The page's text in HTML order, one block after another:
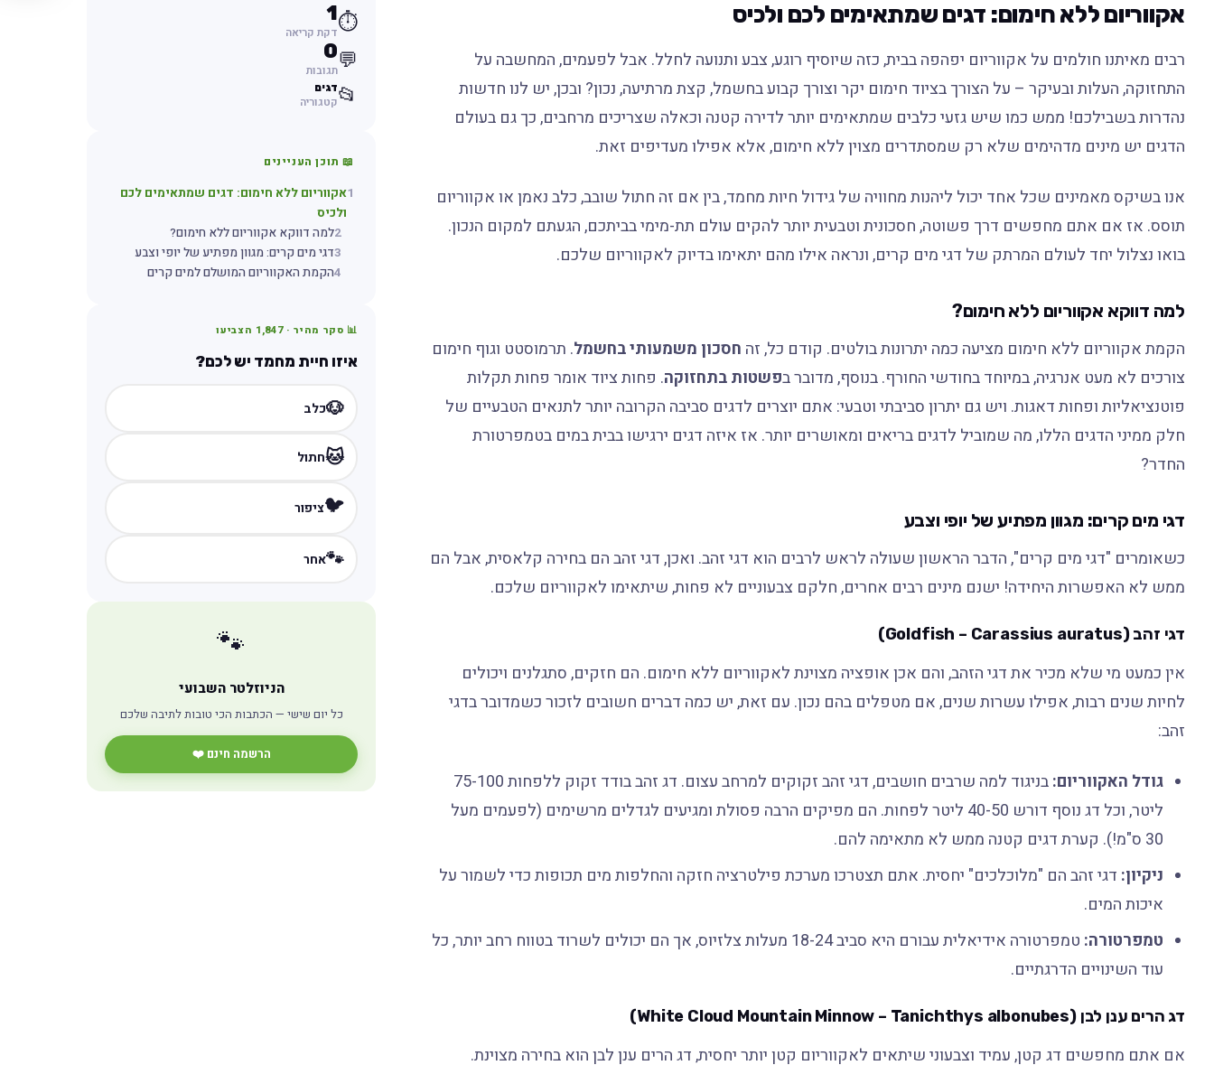
אקווריום ללא חימום: דגים שמתאימים לכם ולכיס
רבים מאיתנו חולמים על אקווריום יפהפה בבית, כזה שיוסיף רוגע, צבע ותנועה לחלל. אבל לפעמים, המחשבה על
התחזוקה, העלות ובעיקר – על הצורך בציוד חימום יקר וצורך קבוע בחשמל, קצת מרתיעה, נכון? ובכן, יש לנו חדשות
נהדרות בשבילכם! ממש כמו שיש גזעי כלבים שמתאימים יותר לדירה קטנה וכאלה שצריכים מרחבים, כך גם בעולם
הדגים יש מינים מדהימים שלא רק שמסתדרים מצוין ללא חימום, אלא אפילו מעדיפים זאת.
אנו בשיקס מאמינים שכל אחד יכול ליהנות מחוויה של גידול חיות מחמד, בין אם זה חתול שובב, כלב נאמן או אקווריום
תוסס. אז אם אתם מחפשים דרך פשוטה, חסכונית וטבעית יותר להקים עולם תת-מימי בביתכם, הגעתם למקום הנכון.
בואו נצלול יחד לעולם המרתק של דגי מים קרים, ונראה אילו מהם יתאימו בדיוק לאקווריום שלכם.
למה דווקא אקווריום ללא חימום?
הקמת אקווריום ללא חימום מציעה כמה יתרונות בולטים. קודם כל, זה חסכון משמעותי בחשמל. תרמוסטט וגוף חימום
צורכים לא מעט אנרגיה, במיוחד בחודשי החורף. בנוסף, מדובר בפשטות בתחזוקה. פחות ציוד אומר פחות תקלות
פוטנציאליות ופחות דאגות. ויש גם יתרון סביבתי וטבעי: אתם יוצרים לדגים סביבה הקרובה יותר לתנאים הטבעיים של
חלק ממיני הדגים הללו, מה שמוביל לדגים בריאים ומאושרים יותר. אז איזה דגים ירגישו בבית במים בטמפרטורת
החדר?
דגי מים קרים: מגוון מפתיע של יופי וצבע
כשאומרים "דגי מים קרים", הדבר הראשון שעולה לראש לרבים הוא דגי זהב. ואכן, דגי זהב הם בחירה קלאסית, אבל הם
ממש לא האפשרות היחידה! ישנם מינים רבים אחרים, חלקם צבעוניים לא פחות, שיתאימו לאקווריום שלכם.
דגי זהב (Goldfish – Carassius auratus)
אין כמעט מי שלא מכיר את דגי הזהב, והם אכן אופציה מצוינת לאקווריום ללא חימום. הם חזקים, סתגלנים ויכולים
לחיות שנים רבות, אפילו עשרות שנים, אם מטפלים בהם נכון. עם זאת, יש כמה דברים חשובים לזכור כשמדובר בדגי
זהב:
גודל האקווריום:
בניגוד למה שרבים חושבים, דגי זהב זקוקים למרחב עצום. דג זהב בודד זקוק ללפחות 75-100
ליטר, וכל דג נוסף דורש 40-50 ליטר לפחות. הם מפיקים הרבה פסולת ומגיעים לגדלים מרשימים (לפעמים מעל
30 ס"מ!). קערת דגים קטנה ממש לא מתאימה להם.
ניקיון: דגי זהב הם "מלוכלכים" יחסית. אתם תצטרכו מערכת פילטרציה חזקה והחלפות מים תכופות כדי לשמור על
איכות המים.
טמפרטורה:
טמפרטורה אידיאלית עבורם היא סביב 18-24 מעלות צלזיוס, אך הם יכולים לשרוד בטווח רחב יותר, כל
עוד השינויים הדרגתיים.
דג הרים ענן לבן (White Cloud Mountain Minnow – Tanichthys albonubes)
אם אתם מחפשים דג קטן, עמיד וצבעוני שיתאים לאקווריום קטן יותר יחסית, דג הרים ענן לבן הוא בחירה מצוינת.
⏱️
1
דקת קריאה
💬
0
תגובות
📂דגים
קטגוריה
📖 תוכן העניינים
1אקווריום ללא חימום: דגים שמתאימים לכם
ולכיס
2למה דווקא אקווריום ללא חימום?
3דגי מים קרים: מגוון מפתיע של יופי וצבע
4הקמת האקווריום המושלם למים קרים
📊 סקר מהיר ·1,847 הצביעו
איזו חיית מחמד יש לכם?
🐶כלב
🐱חתול
🐦ציפור
🐾אחר
🐾
הניוזלטר השבועי
כל יום שישי — הכתבות הכי טובות לתיבה שלכם
הרשמה חינם ❤️